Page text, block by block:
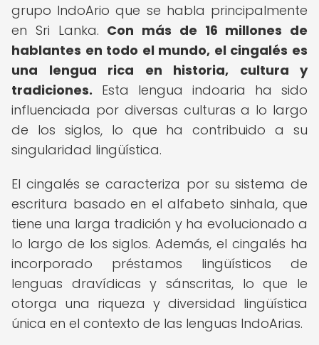
grupo IndoArio que se habla principalmente
en Sri Lanka. Con más de 16 millones de
hablantes en todo el mundo, el cingalés es
una lengua rica en historia, cultura y
tradiciones. Esta lengua indoaria ha sido
influenciada por diversas culturas a lo largo
de los siglos, lo que ha contribuido a su
singularidad lingüística.
El cingalés se caracteriza por su sistema de
escritura basado en el alfabeto sinhala, que
tiene una larga tradición y ha evolucionado a
lo largo de los siglos. Además, el cingalés ha
incorporado préstamos lingüísticos de
lenguas dravídicas y sánscritas, lo que le
otorga una riqueza y diversidad lingüística
única en el contexto de las lenguas IndoArias.